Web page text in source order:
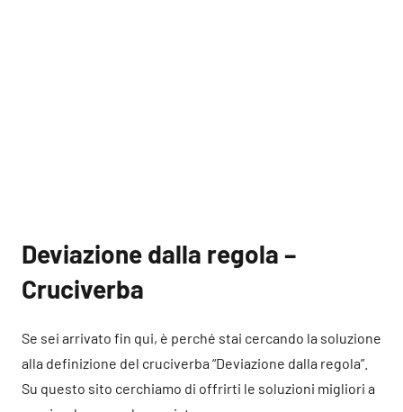
Deviazione dalla regola –
Cruciverba
Se sei arrivato fin qui, è perché stai cercando la soluzione
alla definizione del cruciverba “Deviazione dalla regola”.
Su questo sito cerchiamo di offrirti le soluzioni migliori a